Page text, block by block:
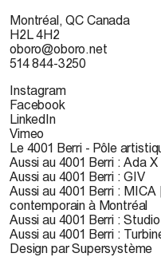
Montréal, QC Canada
H2L 4H2
oboro@oboro.net
514 844-3250
Instagram
Facebook
LinkedIn
Vimeo
Le 4001 Berri - Pôle
Aussi au 4001 Berri : Ada X
Aussi au 4001 Berri : GIV
Aussi au 4001 Berri :
contemporain à Montréal
Aussi au 4001 Berri :
Aussi au 4001 Berri :
Design par Supersystème